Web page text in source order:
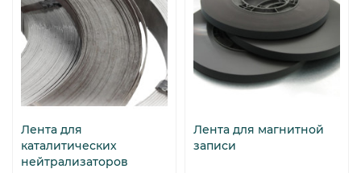
Лента для
каталитических
нейтрализаторов
Лента для магнитной
записи